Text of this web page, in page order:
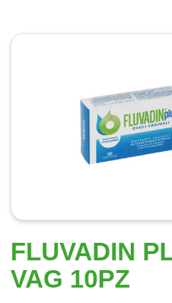
FLUVADIN
VAG 10PZ